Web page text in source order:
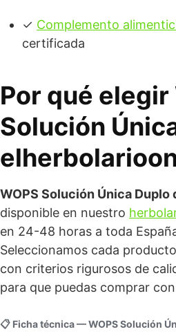
✓ Complemento
certificada
Por qué elegir
Solución
WOPS Solución Única Duplo
disponible en nuestro
en 24-48 horas a toda
Seleccionamos cada
con criterios rigurosos de
para que puedas comprar
📋 Ficha técnica — WOPS Solución